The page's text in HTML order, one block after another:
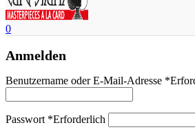
0
Anmelden
Benutzername oder E-Mail-Adresse *
Passwort *Erforderlich